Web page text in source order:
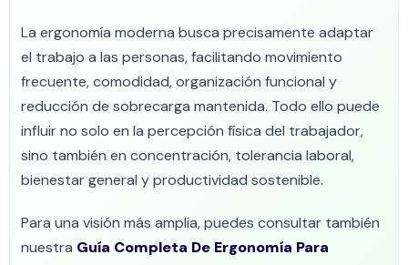
La ergonomía moderna busca precisamente adaptar
el trabajo a las personas, facilitando movimiento
frecuente, comodidad, organización funcional y
reducción de sobrecarga mantenida. Todo ello puede
influir no solo en la percepción física del trabajador,
sino también en concentración, tolerancia laboral,
bienestar general y productividad sostenible.
Para una visión más amplia, puedes consultar también
nuestra Guía Completa De Ergonomía Para